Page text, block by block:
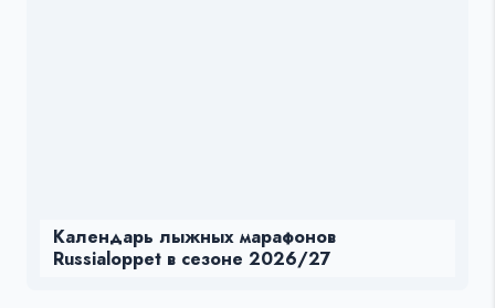
Календарь лыжных марафонов
Russialoppet в сезоне 2026/27